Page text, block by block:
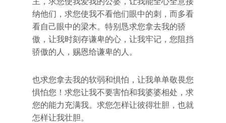
纳他们，求您使我不看他们眼中的刺，而多看
看自己眼中的梁木。特别恳求您拿去我的骄
傲，让我时刻存谦卑的心，让我牢记，您阻挡
骄傲的人，赐恩给谦卑的人。
也求您拿去我的软弱和惧怕，让我单单敬畏您
惧怕您！求您让我不要害怕和我婆婆相处，求
您的能力充满我。求您怎样让彼得壮胆，也就
怎样让我壮胆。